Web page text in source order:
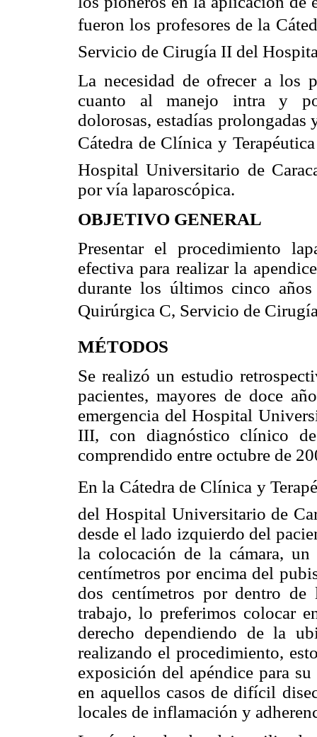
fueron los profesores de la
Servicio de Cirugía II del
La necesidad de ofrecer a los
cuanto al manejo intra y
dolorosas, estadías
Cátedra de Clínica y
Hospital Universitario de
por vía laparoscópica.
OBJETIVO GENERAL
Presentar el procedimiento
efectiva para realizar la
durante los últimos cinco
Quirúrgica C, Servicio de
MÉTODOS
Se realizó un estudio
pacientes, mayores de doce
emergencia del Hospital
III, con diagnóstico clínico
comprendido entre octubre de
En la Cátedra de Clínica y
del Hospital Universitario de
desde el lado izquierdo del
la colocación de la cámara,
centímetros por encima del
dos centímetros por dentro
trabajo, lo preferimos colocar
derecho dependiendo de la
realizando el procedimiento,
exposición del apéndice para
en aquellos casos de difícil
locales de inflamación y